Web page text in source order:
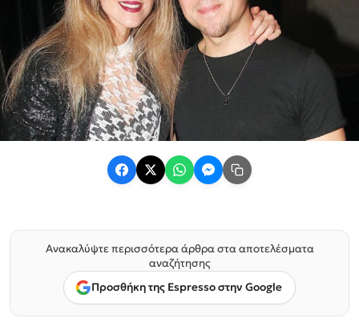
Ανακαλύψτε περισσότερα άρθρα στα αποτελέσματα
αναζήτησης
Προσθήκη της Espresso στην Google